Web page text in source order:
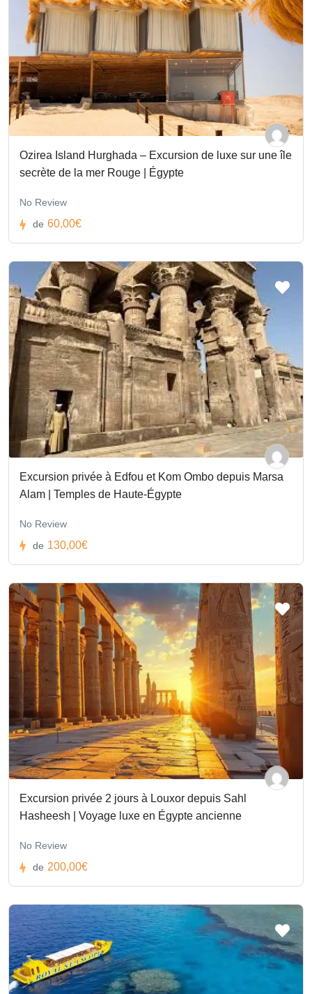
Ozirea Island Hurghada – Excursion de luxe sur une île
secrète de la mer Rouge | Égypte
No Review
de 60,00€
Excursion privée à Edfou et Kom Ombo depuis Marsa
Alam | Temples de Haute-Égypte
No Review
de 130,00€
Excursion privée 2 jours à Louxor depuis Sahl
Hasheesh | Voyage luxe en Égypte ancienne
No Review
de 200,00€